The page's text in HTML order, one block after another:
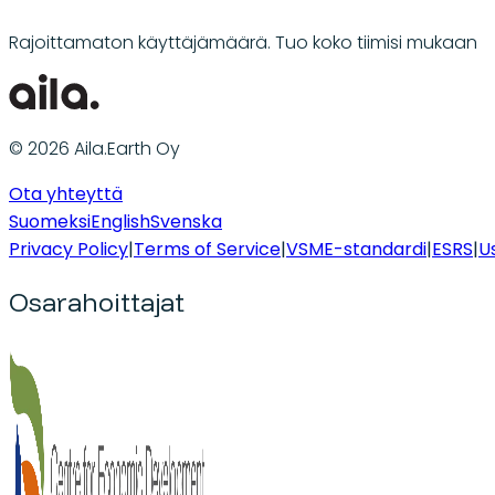
Rajoittamaton käyttäjämäärä. Tuo koko tiimisi mukaan
© 2026 Aila.Earth Oy
Ota yhteyttä
SuomeksiEnglishSvenska
Privacy Policy|Terms of Service|VSME-standardi|ESRS|
Osarahoittajat